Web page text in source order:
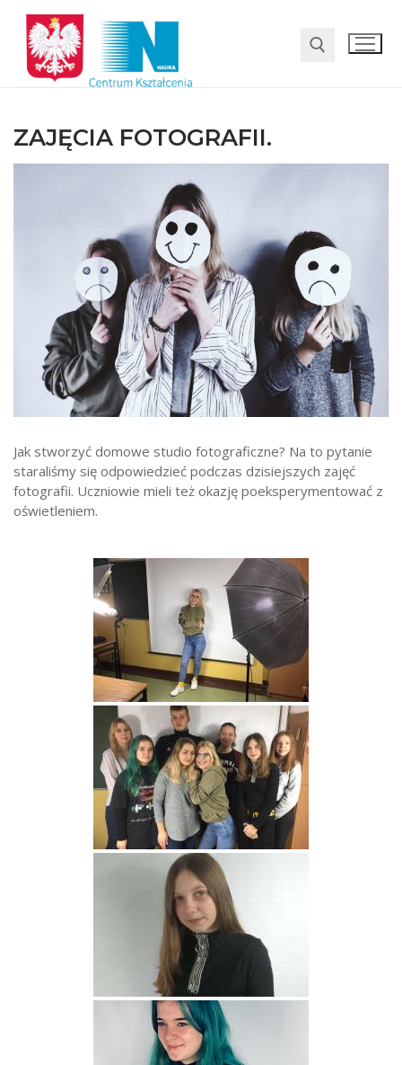
LO SMS Talent
Strefa rodzica
Strefa ucznia
Bursa/Internat
Rekrutacja
Oferty pracy dla pracowników
ZAJĘCIA FOTOGRAFII.
Jak stworzyć domowe studio fotograficzne? Na to pytanie
staraliśmy się odpowiedzieć podczas dzisiejszych zajęć
fotografii. Uczniowie mieli też okazję poeksperymentować z
oświetleniem.